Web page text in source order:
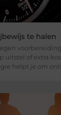
te halen
uitstel of extra
helpt je om